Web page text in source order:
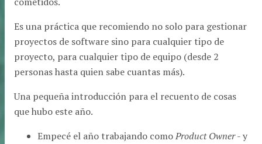
Es una práctica que recomiendo no solo para gestionar
proyectos de software sino para cualquier tipo de
proyecto, para cualquier tipo de equipo (desde 2
personas hasta quien sabe cuantas más).
Una pequeña introducción para el recuento de cosas
que hubo este año.
Empecé el año trabajando comoProduct Owner- y